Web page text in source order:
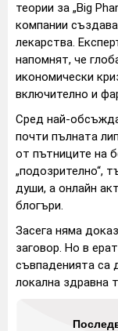
теории за „Big
компании
лекарства.
напомнят, че
икономически
включително и
Сред най-
почти пълната
от пътниците на
„подозрително“,
души, а онлайн
блогъри.
Засега няма
заговор. Но в
съвпаденията са
локална здравна